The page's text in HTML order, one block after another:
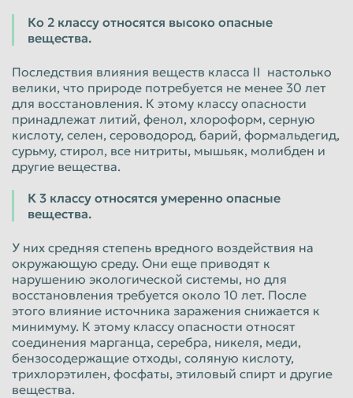
Ко 2 классу относятся высоко опасные
вещества.
Последствия влияния веществ класса II настолько
велики, что природе потребуется не менее 30 лет
для восстановления. К этому классу опасности
принадлежат литий, фенол, хлороформ, серную
кислоту, селен, сероводород, барий, формальдегид,
сурьму, стирол, все нитриты, мышьяк, молибден и
другие вещества.
К 3 классу относятся умеренно опасные
вещества.
У них средняя степень вредного воздействия на
окружающую среду. Они еще приводят к
нарушению экологической системы, но для
восстановления требуется около 10 лет. После
этого влияние источника заражения снижается к
минимуму. К этому классу опасности относят
соединения марганца, серебра, никеля, меди,
бензосодержащие отходы, соляную кислоту,
трихлорэтилен, фосфаты, этиловый спирт и другие
вещества.